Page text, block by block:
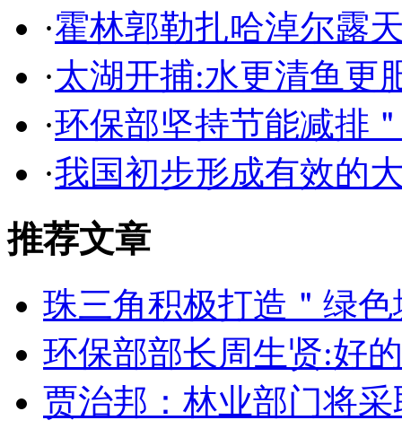
·霍林郭勒扎哈淖尔露
·太湖开捕:水更清鱼更
·环保部坚持节能减排
·我国初步形成有效的
推荐文章
珠三角积极打造＂绿
环保部部长周生贤:好
贾治邦：林业部门将